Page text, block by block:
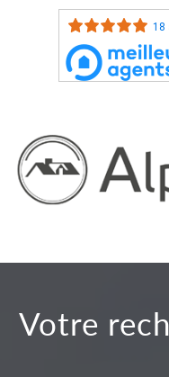
18
votre